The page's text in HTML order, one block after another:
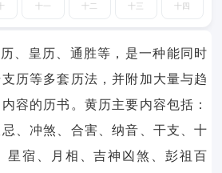
十一 十二 十三 十四
、皇历、通胜等，是一种能同时
历等多套历法，并附加大量与趋
容的历书。黄历主要内容包括：
、冲煞、合害、纳音、干支、十
星宿、月相、吉神凶煞、彭祖百